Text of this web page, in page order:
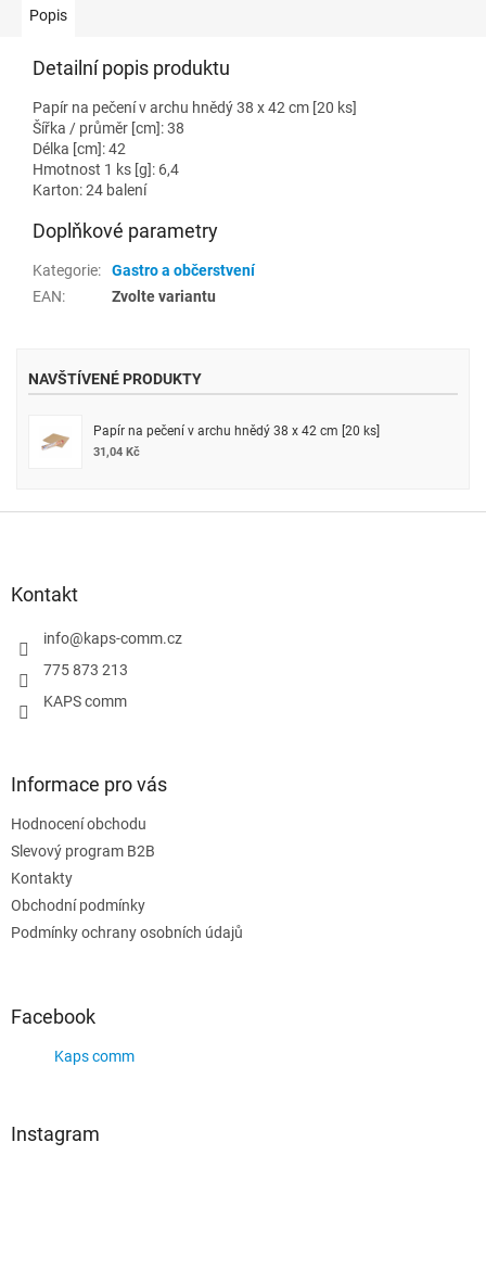
Popis
Detailní popis produktu
Papír na pečení v archu hnědý 38 x 42 cm [20 ks]
Šířka / průměr [cm]: 38
Délka [cm]: 42
Hmotnost 1 ks [g]: 6,4
Karton: 24 balení
Doplňkové parametry
Kategorie:
Gastro a občerstvení
EAN: Zvolte variantu
NAVŠTÍVENÉ PRODUKTY
Papír na pečení v archu hnědý 38 x 42 cm [20 ks]
31,04 Kč
Kontakt
info@kaps-comm.cz
775 873 213
KAPS comm
Informace pro vás
Hodnocení obchodu
Slevový program B2B
Kontakty
Obchodní podmínky
Podmínky ochrany osobních údajů
Facebook
Kaps comm
Instagram